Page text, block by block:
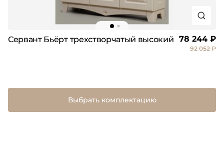
Сервант Бьёрт трехстворчатый высокий 78 244 ₽
92 052 ₽
Выбрать комплектацию